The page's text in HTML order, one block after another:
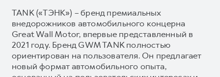
TANK («ТЭНК») – бренд премиальных
внедорожников автомобильного концерна
Great Wall Motor, впервые представленный в
2021 году. Бренд GWM TANK полностью
ориентирован на пользователя. Он предлагает
новый формат автомобильного опыта,